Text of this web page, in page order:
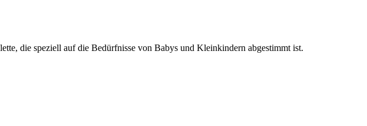
die speziell auf die Bedürfnisse von Babys und Kleinkindern abgestimmt ist.